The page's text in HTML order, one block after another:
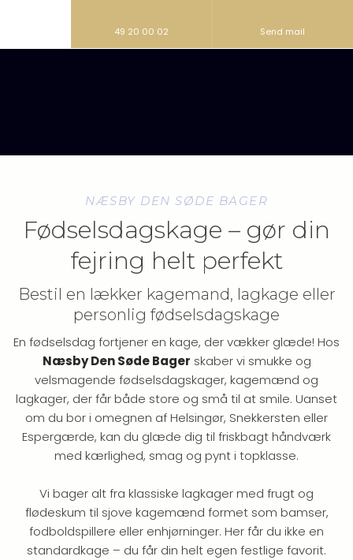
49 20 00 02 Send mail
NÆSBY DEN SØDE BAGER
Fødselsdagskage – gør din
fejring helt perfekt
Bestil en lækker kagemand, lagkage eller
personlig fødselsdagskage
En fødselsdag fortjener en kage, der vækker glæde! Hos
Næsby Den Søde Bager skaber vi smukke og
velsmagende fødselsdagskager, kagemænd og
lagkager, der får både store og små til at smile. Uanset
om du bor i omegnen af Helsingør, Snekkersten eller
Espergærde, kan du glæde dig til friskbagt håndværk
med kærlighed, smag og pynt i topklasse.
Vi bager alt fra klassiske lagkager med frugt og
flødeskum til sjove kagemænd formet som bamser,
fodboldspillere eller enhjørninger. Her får du ikke en
standardkage – du får din helt egen festlige favorit.